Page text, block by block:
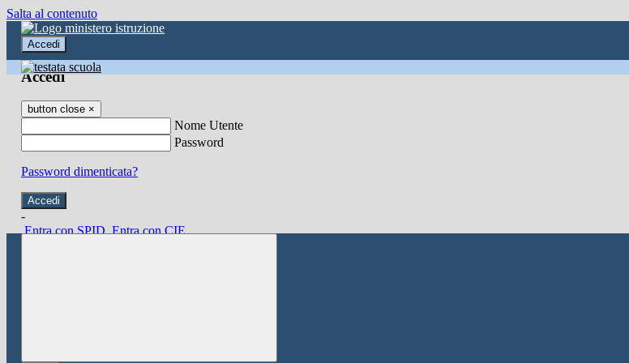
Salta al contenuto
Accedi
Accedi
button close ×
Nome Utente
Password
Password dimenticata?
-
Entra con SPID Entra con CIE
button close ×